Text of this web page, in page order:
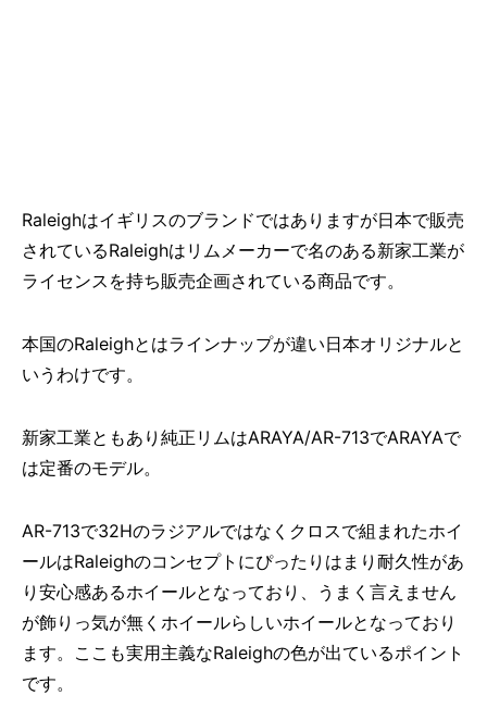
Raleighはイギリスのブランドではありますが日本で販売
されているRaleighはリムメーカーで名のある新家工業が
ライセンスを持ち販売企画されている商品です。
本国のRaleighとはラインナップが違い日本オリジナルと
いうわけです。
新家工業ともあり純正リムはARAYA/AR-713でARAYAで
は定番のモデル。
AR-713で32Hのラジアルではなくクロスで組まれたホイ
ールはRaleighのコンセプトにぴったりはまり耐久性があ
り安心感あるホイールとなっており、うまく言えません
が飾りっ気が無くホイールらしいホイールとなっており
ます。ここも実用主義なRaleighの色が出ているポイント
です。